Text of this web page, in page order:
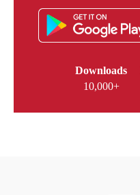
Downloads
10,000+